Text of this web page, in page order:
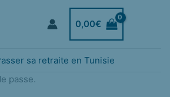
0,00€
sa retraite en Tunisie
passe.